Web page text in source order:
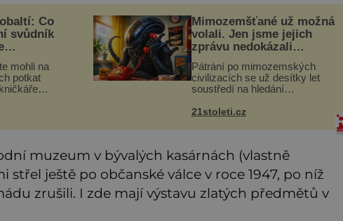
Co
svůdník
mohli na
potkat
Jeho
moři však
se
Mimozemšťané už možná
volali. Jen jsme jejich
zprávu nedokázali
rozpoznat
Pátrání po mimozemských
civilizacích se už desítky let
soustředí na hledání
signálů, které by příroda sama
však naznačuje, že právě tato
21stoleti.cz
muzeum v bývalých kasárnách (vlastně
střel ještě po občanské válce v roce 1947, po níž
zrušili. I zde mají výstavu zlatých předmětů v